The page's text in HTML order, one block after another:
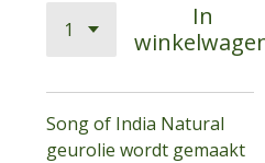
In
Song of India Natural
geurolie wordt gemaakt